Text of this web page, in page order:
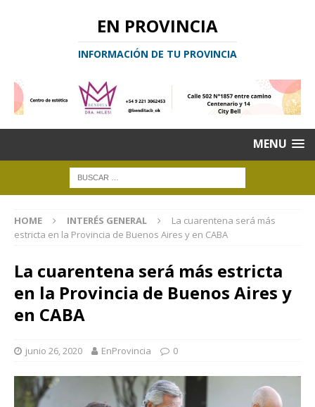
EN PROVINCIA
INFORMACIÓN DE TU PROVINCIA
MENU
HOME INTERÉS GENERAL
La cuarentena será más
estricta en la Provincia de Buenos Aires y en CABA
La cuarentena será más estricta
en la Provincia de Buenos Aires y
en CABA
junio 26, 2020 EnProvincia 0